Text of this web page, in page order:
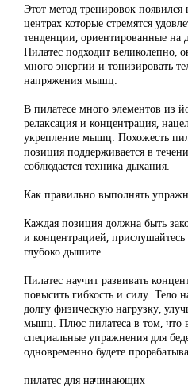
Этот метод тренировок появился
центрах которые стремятся
тенденции, ориентированные на
Пилатес подходит великолепно,
много энергии и тонизировать
напряжения мышц.
В пилатесе много элементов из
релаксация и концентрация,
укрепление мышц. Похожесть
позиция поддерживается в
соблюдается техника дыхания.
Как правильно выполнять
Каждая позиция должна быть
и концентрацией, прислушайтесь
глубоко дышите.
Пилатес научит развивать
повысить гибкость и силу. Тело
долгу физическую нагрузку,
мышц. Плюс пилатеса в том, что
специальные упражнения для
одновременно будете
пилатес для начинающих